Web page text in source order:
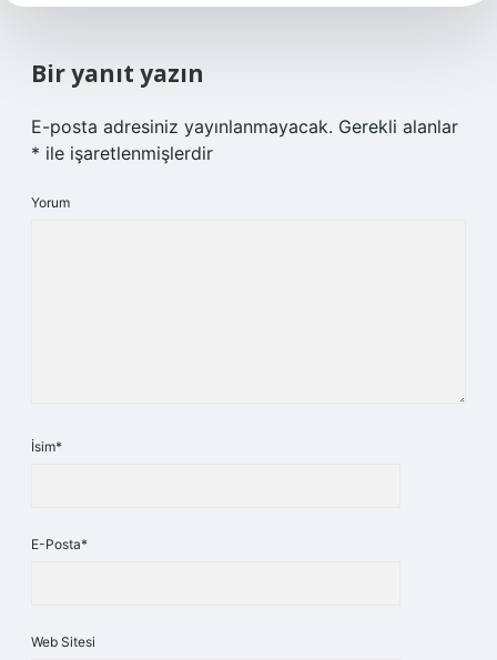
Bir yanıt yazın
E-posta adresiniz yayınlanmayacak. Gerekli alanlar
* ile işaretlenmişlerdir
Yorum
İsim*
E-Posta*
Web Sitesi